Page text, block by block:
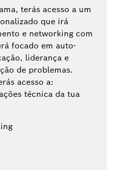
terás acesso a um
que irá
e networking com
focado em auto-
liderança e
de problemas.
acesso a:
técnica da tua